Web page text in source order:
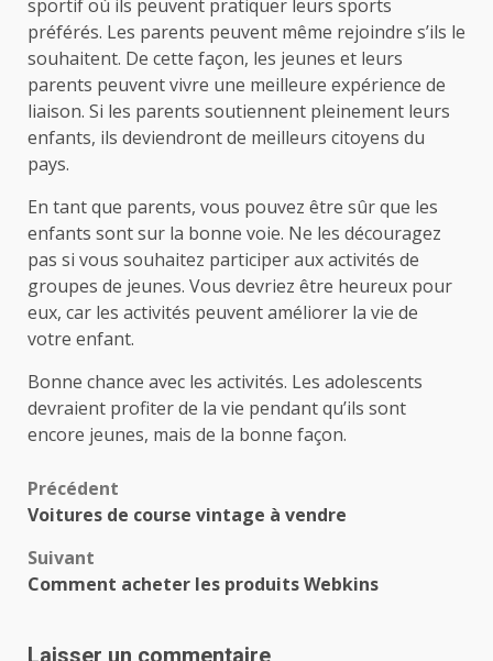
sportif où ils peuvent pratiquer leurs sports
préférés. Les parents peuvent même rejoindre s’ils le
souhaitent. De cette façon, les jeunes et leurs
parents peuvent vivre une meilleure expérience de
liaison. Si les parents soutiennent pleinement leurs
enfants, ils deviendront de meilleurs citoyens du
pays.
En tant que parents, vous pouvez être sûr que les
enfants sont sur la bonne voie. Ne les découragez
pas si vous souhaitez participer aux activités de
groupes de jeunes. Vous devriez être heureux pour
eux, car les activités peuvent améliorer la vie de
votre enfant.
Bonne chance avec les activités. Les adolescents
devraient profiter de la vie pendant qu’ils sont
encore jeunes, mais de la bonne façon.
Navigation
Précédent
Voitures de course vintage à vendre
Suivant
Comment acheter les produits Webkins
Laisser un commentaire